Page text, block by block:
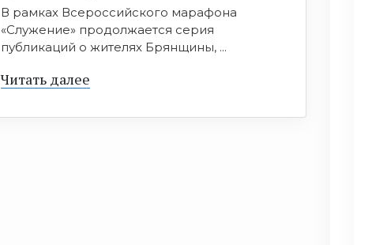
В рамках Всероссийского марафона
«Служение» продолжается серия
публикаций о жителях Брянщины, ...
Читать далее